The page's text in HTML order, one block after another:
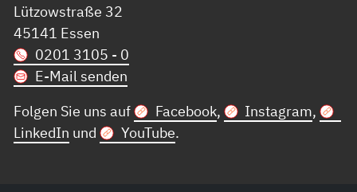
Lützowstraße 32
45141 Essen
0201 3105 - 0
E-Mail senden
Folgen Sie uns auf
Facebook, Instagram,
LinkedIn und YouTube.